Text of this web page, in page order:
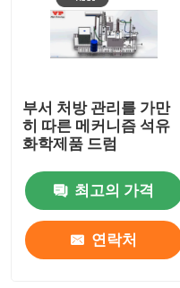
부서 처방 관리를 가만
히 따른 메커니즘 석유
화학제품 드럼
최고의 가격
연락처